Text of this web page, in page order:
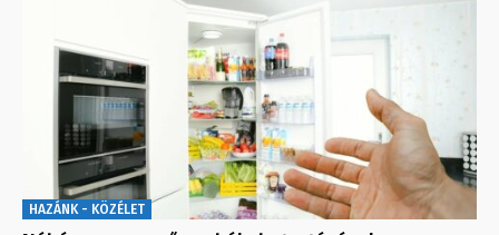
HAZÁNK - KÖZÉLET